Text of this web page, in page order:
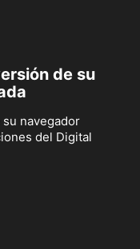
de su
navegador
del Digital